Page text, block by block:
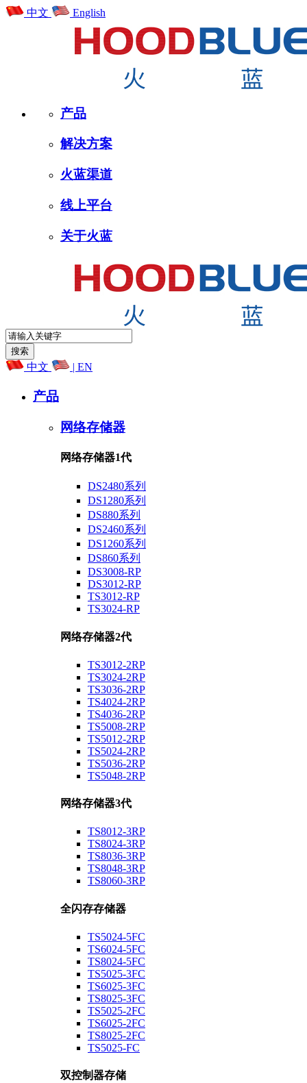
中文 English
产品
解决方案
火蓝渠道
线上平台
关于火蓝
中文 | EN
产品
网络存储器
网络存储器1代
DS2480系列
DS1280系列
DS880系列
DS2460系列
DS1260系列
DS860系列
DS3008-RP
DS3012-RP
TS3012-RP
TS3024-RP
网络存储器2代
TS3012-2RP
TS3024-2RP
TS3036-2RP
TS4024-2RP
TS4036-2RP
TS5008-2RP
TS5012-2RP
TS5024-2RP
TS5036-2RP
TS5048-2RP
网络存储器3代
TS8012-3RP
TS8024-3RP
TS8036-3RP
TS8048-3RP
TS8060-3RP
全闪存存储器
TS5024-5FC
TS6024-5FC
TS8024-5FC
TS5025-3FC
TS6025-3FC
TS8025-3FC
TS5025-2FC
TS6025-2FC
TS8025-2FC
TS5025-FC
双控制器存储